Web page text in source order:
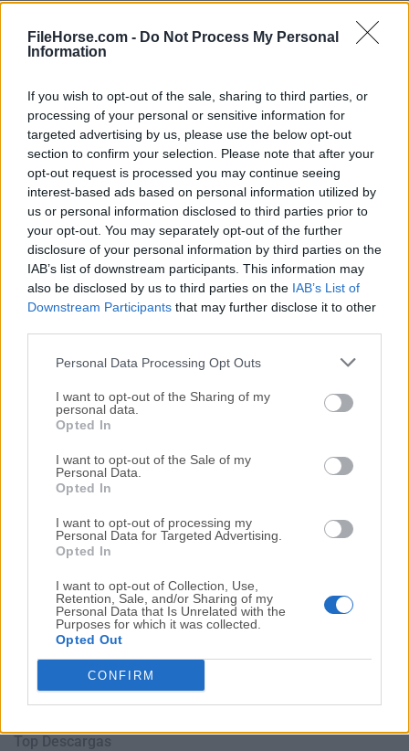
FileHorse.com - Do Not Process My Personal
Information
If you wish to opt-out of the sale, sharing to third parties, or
processing of your personal or sensitive information for
targeted advertising by us, please use the below opt-out
section to confirm your selection. Please note that after your
opt-out request is processed you may continue seeing
interest-based ads based on personal information utilized by
us or personal information disclosed to third parties prior to
your opt-out. You may separately opt-out of the further
disclosure of your personal information by third parties on the
IAB’s list of downstream participants. This information may
also be disclosed by us to third parties on the IAB’s List of
Downstream Participants that may further disclose it to other
Personal Data Processing Opt Outs
I want to opt-out of the Sharing of my
personal data.
Opted In
I want to opt-out of the Sale of my
Personal Data.
Opted In
I want to opt-out of processing my
Personal Data for Targeted Advertising.
Opted In
I want to opt-out of Collection, Use,
Retention, Sale, and/or Sharing of my
Personal Data that Is Unrelated with the
Purposes for which it was collected.
Opted Out
CONFIRM
versión anterior deWindowBlinds 8.06.
reciente de WindowBlindso leer nuestra reseña,
simplemente haz clic aquí .
Todas las versiones antiguas distribuidas en nuestro
sitio web son completamente libres de virus y están
disponibles para su descarga sin costo alguno.
Nos encantaría saber de ti
Si tienes alguna pregunta o idea que desees compartir
con nosotros, dirígete a nuestrapágina de contactoy
háznoslo saber. ¡Valoramos tu opinión!
Descargar WindowBlinds 8.06
¿Por qué se publica esta aplicación en Filehorse? (
Top Descargas